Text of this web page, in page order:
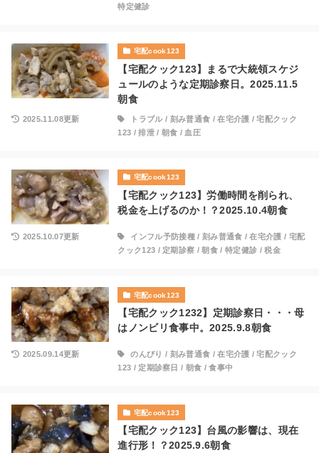
特定健診
宅配cook123
【宅配クック123】まるで大統領スケジ
ュールのような定期診察日。2025.11.5
朝食
2025.11.08更新 トラブル / 刻み普通食 /在宅介護 /宅配クック
123 /排泄/ 朝食 / 血圧
宅配cook123
【宅配クック123】労働時間を削られ、
税金を上げるのか！？2025.10.4朝食
2025.10.07更新 インフル予防接種/ 刻み普通食 /在宅介護 / 宅配
クック123 / 定期診察 /朝食 /特定健診 /税金
宅配cook123
【宅配クック1232】定期診察日・・・母
はノンビリ食事中。2025.9.8朝食
2025.09.14更新 のんびり / 刻み普通食 /在宅介護 /宅配クック
123 / 定期診察日 / 朝食 /食事中
宅配cook123
【宅配クック123】台風の影響は、現在
進行形！？2025.9.6朝食